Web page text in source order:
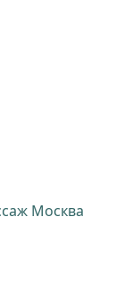
Москва